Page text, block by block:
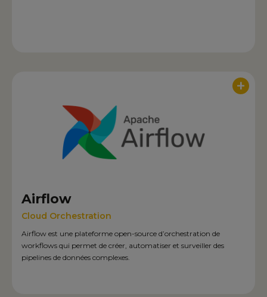
+
Airflow
Cloud Orchestration
Airflow est une plateforme open-source d’orchestration de
workflows qui permet de créer, automatiser et surveiller des
pipelines de données complexes.